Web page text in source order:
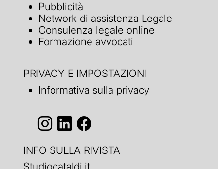
Pubblicità
Network di assistenza Legale
Consulenza legale online
Formazione avvocati
PRIVACY E IMPOSTAZIONI
Informativa sulla privacy
INFO SULLA RIVISTA
Studiocataldi.it